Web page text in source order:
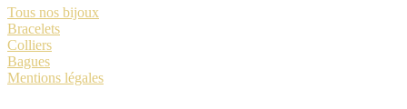
Tous nos bijoux
Bracelets
Colliers
Bagues
Mentions légales